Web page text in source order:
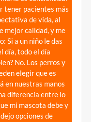
tener pacientes más
de vida, al
mejor calidad, y me
Si a un niño le das
día, todo el día
No. Los perros y
elegir que es
en nuestras manos
diferencia entre lo
mi mascota debe y
opciones de